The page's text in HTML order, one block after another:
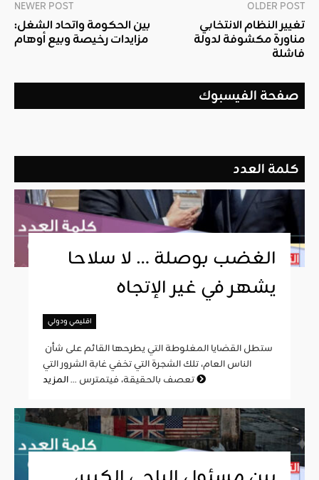
NEWER POST
بين الحكومة واتحاد الشغل:
مزايدات رخيصة وبيع أوهام
OLDER POST
تغيير النظام الانتخابي
مناورة مكشوفة لدولة
فاشلة
صفحة الفيسبوك
كلمة العدد
الغضب بوصلة … لا سلاحا
يشهر في غير الإتجاه
اقليمي ودولي
الناس العام، تلك الشجرة التي تخفي غابة الشرور التي
تعصف بالحقيقة، فيتمترس ...